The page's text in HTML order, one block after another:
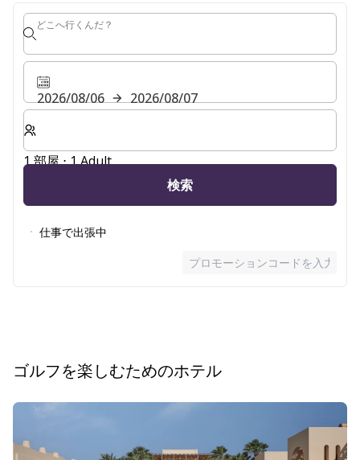
どこへ行くんだ？
どこへ行くんだ？
2026/08/06
2026/08/07
客室数と宿泊人数をお選びください。
1 部屋 ⋅ 1 Adult
検索
仕事で出張中
プロモーションコードを入力
ゴルフを楽しむためのホテル
スライド1 9